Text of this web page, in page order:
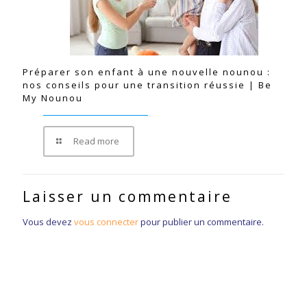
Préparer son enfant à une nouvelle nounou :
nos conseils pour une transition réussie | Be
My Nounou
Read more
Laisser un commentaire
Vous devez vous connecterpour publier un commentaire.